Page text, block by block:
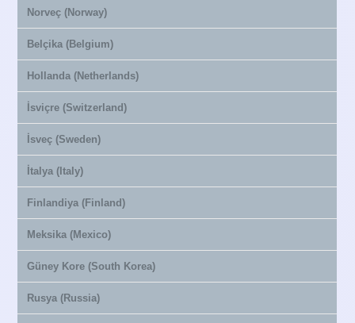
Norveç (Norway)
Belçika (Belgium)
Hollanda (Netherlands)
İsviçre (Switzerland)
İsveç (Sweden)
İtalya (Italy)
Finlandiya (Finland)
Meksika (Mexico)
Güney Kore (South Korea)
Rusya (Russia)